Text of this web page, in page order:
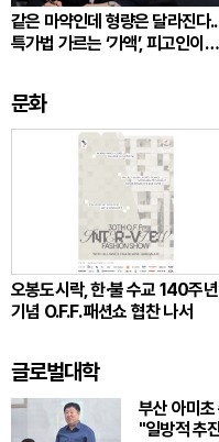
같은 마약인데 형량은 달라진다
특가법 가르는 ‘가액’, 피고인이
문화
오봉도시락, 한·불 수교 140주년
기념 O.F.F. 패션쇼 협찬 나서
글로벌대학
부산 아미
"일방적 추